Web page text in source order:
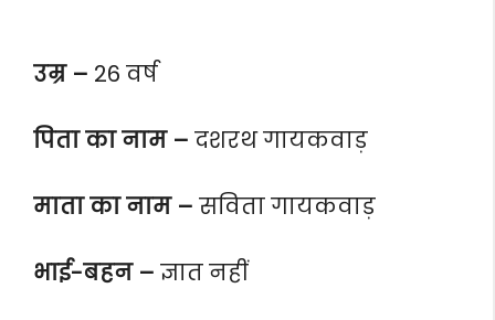
उम्र – 26 वर्ष
पिता का नाम – दशरथ गायकवाड़
माता का नाम – सविता गायकवाड़
भाई-बहन – ज्ञात नहीं